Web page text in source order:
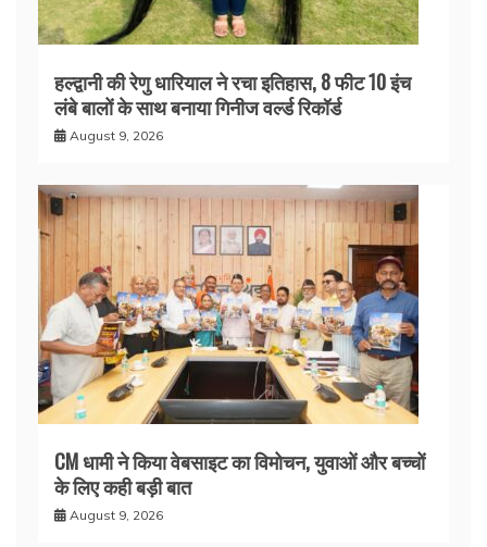
हल्द्वानी की रेणु धारियाल ने रचा इतिहास, 8 फीट 10 इंच
लंबे बालों के साथ बनाया गिनीज वर्ल्ड रिकॉर्ड
August 9, 2026
CM धामी ने किया वेबसाइट का विमोचन, युवाओं और बच्चों
के लिए कही बड़ी बात
August 9, 2026